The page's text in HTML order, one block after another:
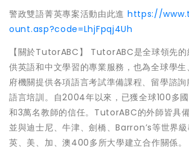
警政雙語菁英專案活動由此進 https://
ount.asp?code=LhjFpqj4Uh
【關於TutorABC】 TutorABC是全球領先
供英語和中文學習的專業服務，也為全球學
府機關提供各項語言考試準備課程、留學諮
語言培訓。自2004年以來，已獲全球100多
和3萬名教師的信任。TutorABC的外師皆具
並與迪士尼、牛津、劍橋、Barron’s等世界
英、美、加、澳400多所大學建立合作關係。